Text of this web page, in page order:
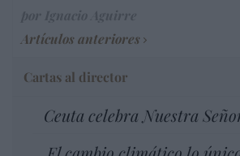
Artículos anteriores
Cartas al director
Ceuta celebra Nuestra